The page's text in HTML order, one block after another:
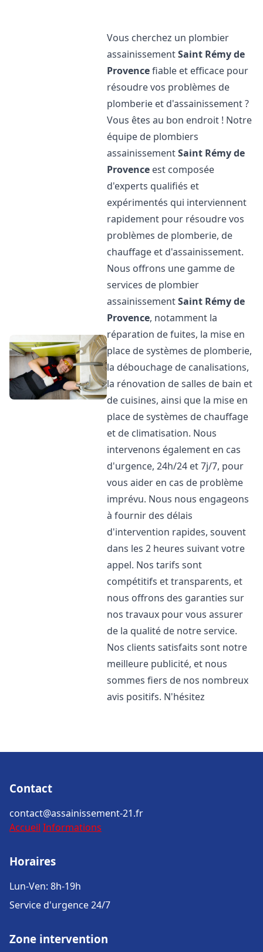
Vous cherchez un plombier
assainissementSaint Rémy de
Provencefiable et efficace pour
résoudre vos problèmes de
plomberie et d'assainissement ?
Vous êtes au bon endroit ! Notre
équipe de plombiers
assainissementSaint Rémy de
Provence est composée
d'experts qualifiés et
expérimentés qui interviennent
rapidement pour résoudre vos
problèmes de plomberie, de
chauffage et d'assainissement.
Nous offrons une gamme de
services de plombier
assainissementSaint Rémy de
Provence, notamment la
réparation de fuites, la mise en
place de systèmes de plomberie,
la débouchage de canalisations,
la rénovation de salles de bain et
de cuisines, ainsi que la mise en
place de systèmes de chauffage
et de climatisation. Nous
intervenons également en cas
d'urgence, 24h/24 et 7j/7, pour
vous aider en cas de problème
imprévu. Nous nous engageons
à fournir des délais
d'intervention rapides, souvent
dans les 2 heures suivant votre
appel. Nos tarifs sont
compétitifs et transparents, et
nous offrons des garanties sur
nos travaux pour vous assurer
de la qualité de notre service.
Nos clients satisfaits sont notre
meilleure publicité, et nous
sommes fiers de nos nombreux
avis positifs. N'hésitez
Contact
contact@assainissement-21.fr
Accueil Informations
Horaires
Lun-Ven: 8h-19h
Service d'urgence 24/7
Zone intervention